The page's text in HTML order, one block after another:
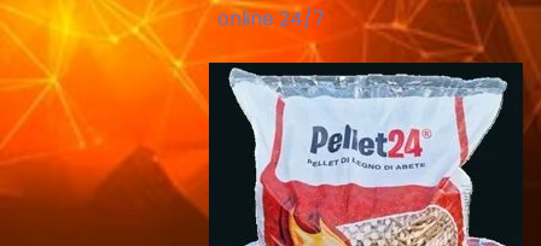
online 24/7